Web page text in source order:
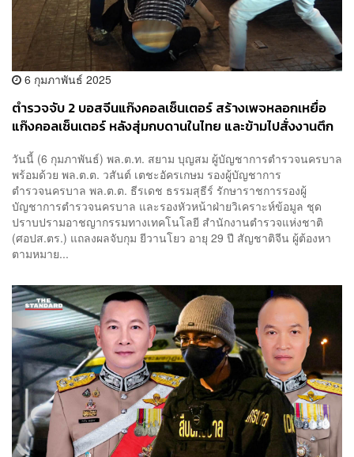
6 กุมภาพันธ์ 2025
ตำรวจจับ 2 บอสจีนแก๊งคอลเซ็นเตอร์ สร้างเพจหลอกเหยื่อ
แก๊งคอลเซ็นเตอร์ หลังสุ่มกบดานในไทย และข้ามไปสั่งงานตึก
วันนี้ (6 กุมภาพันธ์) พล.ต.ท. สยาม บุญสม ผู้บัญชาการตำรวจนครบาล
พร้อมด้วย พล.ต.ต. วสันต์ เตชะอัครเกษม รองผู้บัญชาการ
ตำรวจนครบาล พล.ต.ต. ธีรเดช ธรรมสุธีร์ รักษาราชการรองผู้
บัญชาการตำรวจนครบาล และรองหัวหน้าฝ่ายวิเคราะห์ข้อมูล ชุด
ปราบปรามอาชญากรรมทางเทคโนโลยี สำนักงานตำรวจแห่งชาติ
(ศอปส.ตร.) แถลงผลจับกุม ยีวานโยว อายุ 29 ปี สัญชาติจีน ผู้ต้องหา
ตามหมาย...